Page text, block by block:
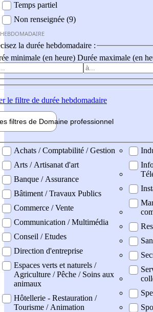
Temps partiel
Non renseignée (9)
la durée hebdomadaire :
minimale (en heure) Durée maximale (en
le filtre de durée hebdomadaire
filtres de Domaine professionnel
professionel
Achats / Comptabilité / Gestion
Arts / Artisanat d'art
Banque / Assurance
Bâtiment / Travaux Publics
Commerce / Vente
Communication / Multimédia
Conseil / Etudes
Direction d'entreprise
Espaces verts et naturels /
Agriculture / Pêche / Soins aux
animaux
Hôtellerie - Restauration /
Tourisme / Animation